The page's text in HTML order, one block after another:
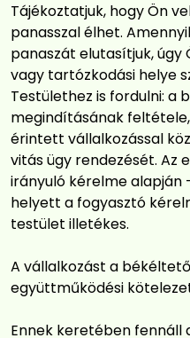
Tájékoztatjuk, hogy Ön
panasszal élhet.
panaszát elutasítjuk, úgy
vagy tartózkodási helye
Testülethez is fordulni: a
megindításának
érintett vállalkozással
vitás ügy rendezését. Az
irányuló kérelme alapján
helyett a fogyasztó
testület illetékes.
A vállalkozást a
együttműködési
Ennek keretében fennáll